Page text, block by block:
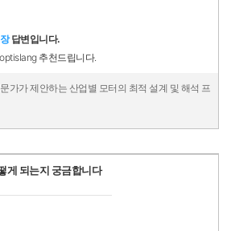
답변입니다.
추천드립니다.
가가 제안하는 산업별 모터의 최적 설계 및 해석 프
게 되는지 궁금합니다